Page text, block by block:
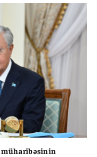
müharibəsinin